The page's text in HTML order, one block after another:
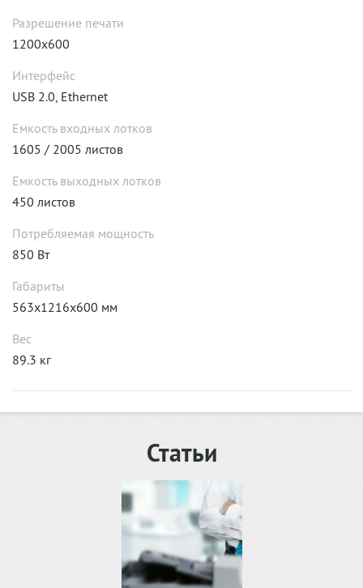
Разрешение печати
1200x600
Интерфейс
USB 2.0, Ethernet
Емкость входных лотков
1605 / 2005 листов
Емкость выходных лотков
450 листов
Потребляемая мощность
850 Вт
Габариты
563x1216x600 мм
Вес
89.3 кг
Статьи